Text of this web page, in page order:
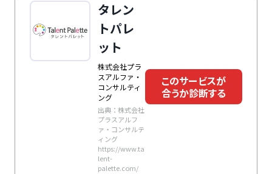
タレン
トパレ
ット
株式会社プラ
スアルファ・
コンサルティ
ング
出典：株式会社
プラスアルフ
ァ・コンサルテ
ィング
https://www.ta
lent-
palette.com/
このサービスが
合うか診断する